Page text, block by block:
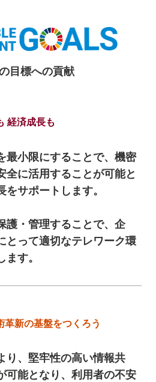
目標への貢献
経済成長も
最小限にすることで、機密
全に活用することが可能と
サポートします。
護・管理することで、企
とって適切なテレワーク環
す。
新の基盤をつくろう
り、堅牢性の高い情報共
可能となり、利用者の不安